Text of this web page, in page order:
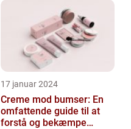
17 januar 2024
Creme mod bumser: En
omfattende guide til at
forstå og bekæmpe